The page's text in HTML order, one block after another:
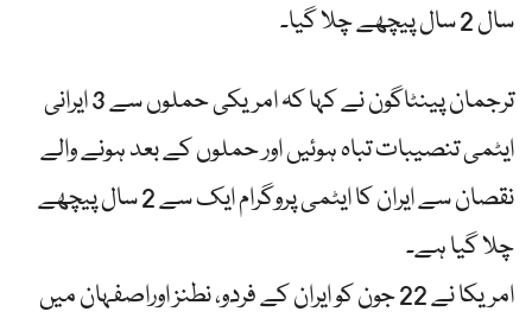
سال 2 سال پیچھے چلا گیا۔
ترجمان پینٹاگون نے کہا کہ امریکی حملوں سے 3 ایرانی
ایٹمی تنصیبات تباہ ہوئیں اور حملوں کے بعد ہونے والے
نقصان سے ایران کا ایٹمی پروگرام ایک سے 2 سال پیچھے
چلا گیا ہے۔
امریکا نے 22 جون کو ایران کے فردو، نطنز اوراصفہان میں